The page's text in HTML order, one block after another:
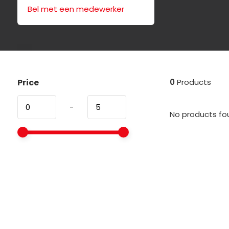
Bel met een medewerker
Price
-
0Products
No products